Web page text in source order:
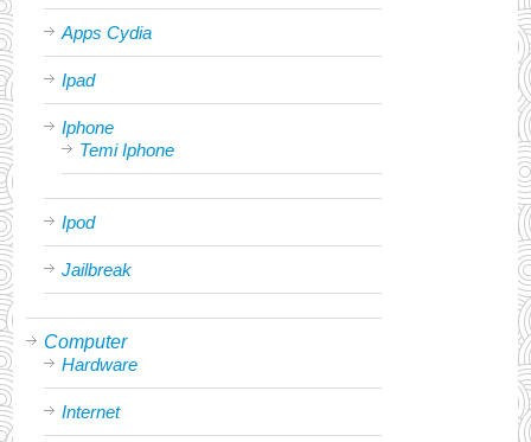
Apps Cydia
Ipad
Iphone
Temi Iphone
Ipod
Jailbreak
Computer
Hardware
Internet